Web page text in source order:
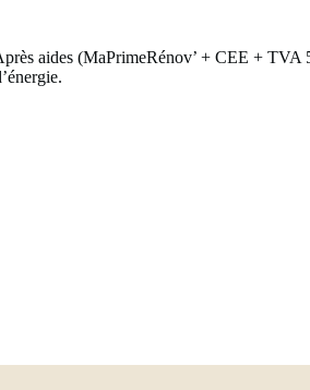
aides (MaPrimeRénov’ + CEE + TVA